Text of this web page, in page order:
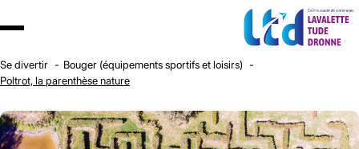
Se divertir
Bouger (équipements sportifs et loisirs)
Poltrot, la parenthèse nature